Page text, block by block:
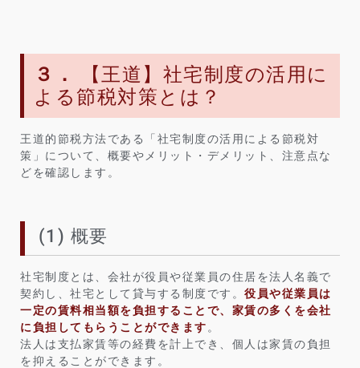
３．
【王道】社宅制度の活用に
よる節税対策とは？
王道的節税方法である「社宅制度の活用による節税対
策」について、概要やメリット・デメリット、注意点な
どを確認します。
(1) 概要
社宅制度とは、会社が役員や従業員の住居を法人名義で
契約し、社宅として貸与する制度です。 役員や従業員は
一定の賃料相当額を負担することで、家賃の多くを会社
に負担してもらうことができます 。
法人は支払家賃等の経費を計上でき、個人は家賃の負担
を抑えることができます。